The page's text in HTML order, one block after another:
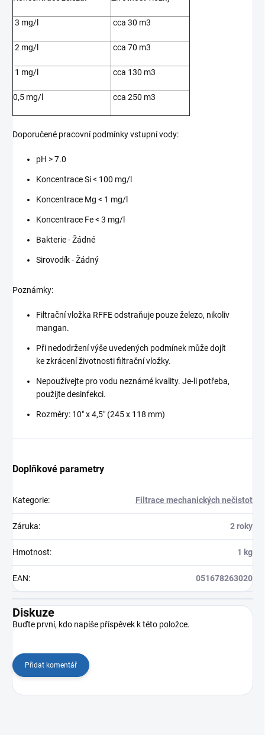
3 mg/l cca 30 m3
2 mg/l cca 70 m3
1 mg/l cca 130 m3
0,5 mg/l cca 250 m3
Doporučené pracovní podmínky vstupní vody:
pH > 7.0
Koncentrace Si < 100 mg/l
Koncentrace Mg < 1 mg/l
Koncentrace Fe < 3 mg/l
Bakterie - Žádné
Sirovodík - Žádný
Poznámky:
Filtrační vložka RFFE odstraňuje pouze železo, nikoliv
mangan.
Při nedodržení výše uvedených podmínek může dojít
ke zkrácení životnosti filtrační vložky.
Nepoužívejte pro vodu neznámé kvality. Je-li potřeba,
použijte desinfekci.
Rozměry: 10" x 4,5" (245 x 118 mm)
Doplňkové parametry
Kategorie: Filtrace mechanických nečistot
Záruka: 2 roky
Hmotnost: 1 kg
EAN: 051678263020
Diskuze
Buďte první, kdo napíše příspěvek k této položce.
Přidat komentář